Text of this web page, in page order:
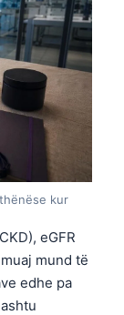
kur
eGFR
mund të
edhe pa